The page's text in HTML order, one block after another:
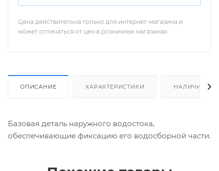
Цена действительна только для интернет-магазина и
может отличаться от цен в розничных магазинах
ОПИСАНИЕ ХАРАКТЕРИСТИКИ НАЛИЧИЕ
Базовая деталь наружного водостока,
обеспечивающие фиксацию его водосборной части.